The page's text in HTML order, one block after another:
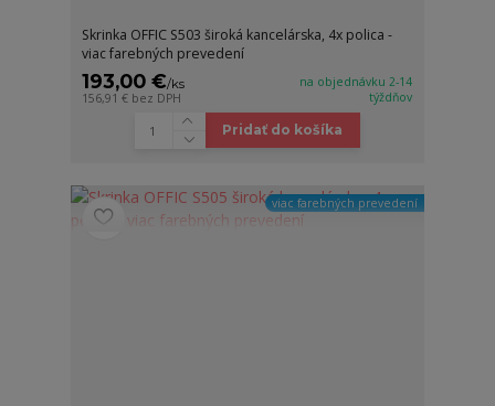
Skrinka OFFIC S503 široká kancelárska, 4x polica -
viac farebných prevedení
193,00 €/ks
156,91 € bez DPH
na objednávku 2-14
týždňov
Pridať do košíka
viac farebných prevedení